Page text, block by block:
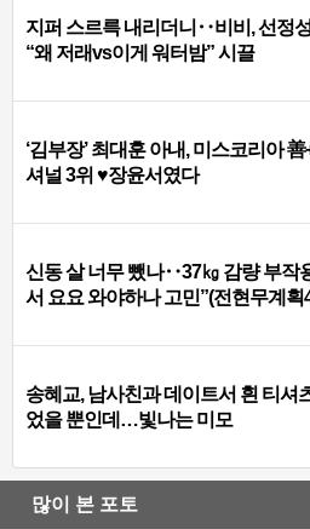
지퍼 스르륵 내리더니‥비비, 선정
“왜 저래vs이게 워터밤” 시끌
‘김부장’ 최대훈 아내, 미스코리아
셔널 3위 ♥장윤서였다
신동 살 너무 뺐나‥37㎏ 감량 부작
서 요요 와야하나 고민”(전현무계획
송혜교, 남사친과 데이트서 흰 티셔
었을 뿐인데…빛나는 미모
많이 본 포토